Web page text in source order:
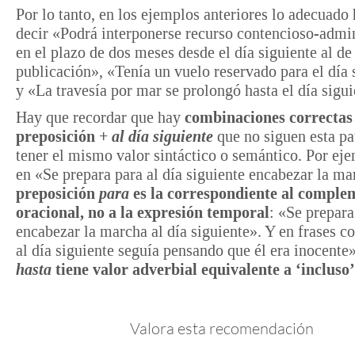
Por lo tanto, en los ejemplos anteriores lo adecuado
decir «Podrá interponerse recurso contencioso-
en el plazo de dos meses desde el día siguiente al de
publicación», «Tenía un vuelo reservado para el día
y «La travesía por mar se prolongó hasta el día
Hay que recordar que hay combinaciones correctas
preposición + al día siguiente que no siguen esta
tener el mismo valor sintáctico o semántico. Por
en «Se prepara para al día siguiente encabezar la
preposición para es la correspondiente al
oracional, no a la expresión temporal : «Se
encabezar la marcha al día siguiente». Y en frases
al día siguiente seguía pensando que él era
hasta tiene valor adverbial equivalente a ‘incluso’
Valora esta recomendación